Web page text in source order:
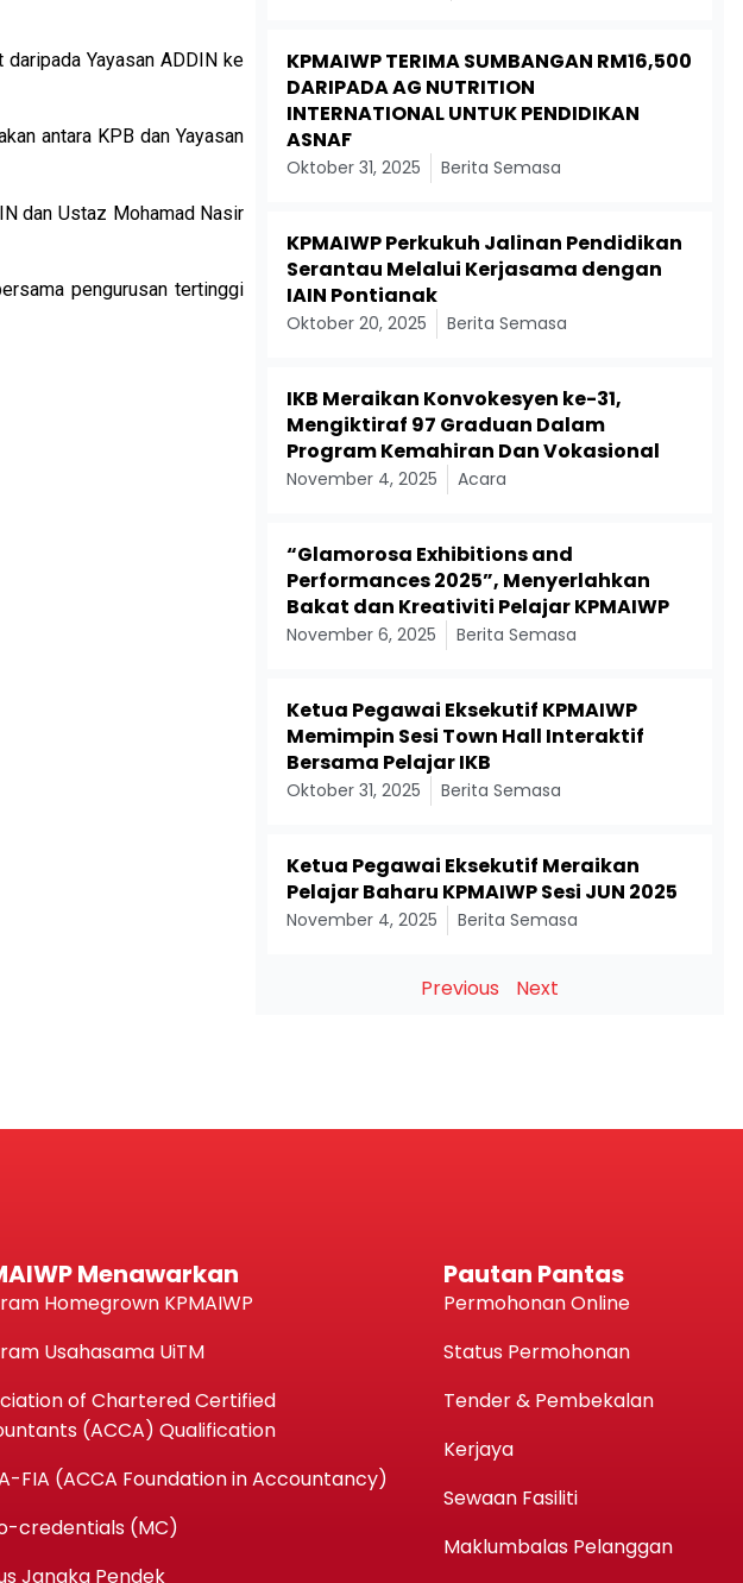
Yayasan ADDIN ke
antara KPB dan Yayasan
dan Ustaz Mohamad Nasir
pengurusan tertinggi
KPMAIWP TERIMA SUMBANGAN RM16,500
DARIPADA AG NUTRITION
INTERNATIONAL UNTUK PENDIDIKAN
ASNAF
Oktober 31, 2025 Berita Semasa
KPMAIWP Perkukuh Jalinan Pendidikan
Serantau Melalui Kerjasama dengan
IAIN Pontianak
Oktober 20, 2025 Berita Semasa
IKB Meraikan Konvokesyen ke-31,
Mengiktiraf 97 Graduan Dalam
Program Kemahiran Dan Vokasional
November 4, 2025 Acara
“Glamorosa Exhibitions and
Performances 2025”, Menyerlahkan
Bakat dan Kreativiti Pelajar KPMAIWP
November 6, 2025 Berita Semasa
Ketua Pegawai Eksekutif KPMAIWP
Memimpin Sesi Town Hall Interaktif
Bersama Pelajar IKB
Oktober 31, 2025 Berita Semasa
Ketua Pegawai Eksekutif Meraikan
Pelajar Baharu KPMAIWP Sesi JUN 2025
November 4, 2025 Berita Semasa
Previous Next
Menawarkan
Homegrown KPMAIWP
Usahasama UiTM
of Chartered Certified
(ACCA) Qualification
FIA (ACCA Foundation in Accountancy)
credentials (MC)
Jangka Pendek
Pautan Pantas
Permohonan Online
Status Permohonan
Tender & Pembekalan
Kerjaya
Sewaan Fasiliti
Maklumbalas Pelanggan